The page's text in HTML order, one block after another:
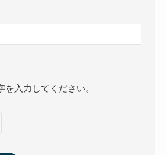
を入力してください。